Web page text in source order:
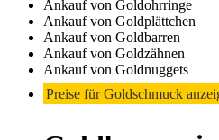
Ankauf von Goldohrringe
Ankauf von Goldplättchen
Ankauf von Goldbarren
Ankauf von Goldzähnen
Ankauf von Goldnuggets
Preise für Goldschmuck